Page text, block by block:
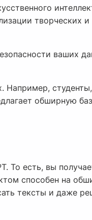
творческих и
ваших
Например,
обширную
То есть, вы
способен на
тексты и даже